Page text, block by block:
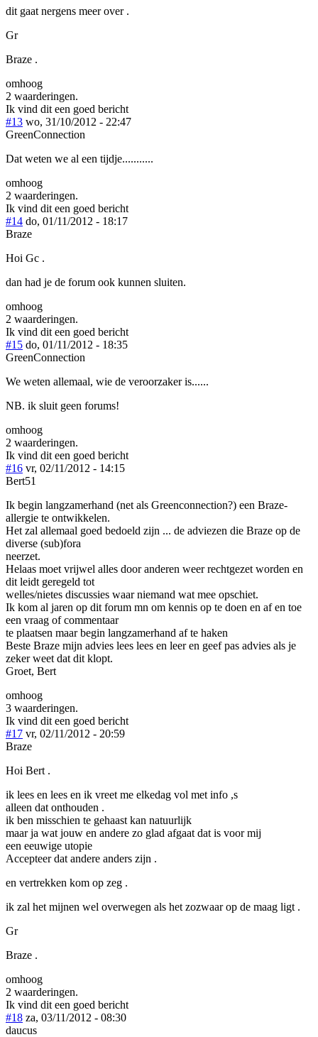
dit gaat nergens meer over .
Gr
Braze .
omhoog
2 waarderingen.
Ik vind dit een goed bericht
#13 wo, 31/10/2012 - 22:47
GreenConnection
Dat weten we al een tijdje...........
omhoog
2 waarderingen.
Ik vind dit een goed bericht
#14 do, 01/11/2012 - 18:17
Braze
Hoi Gc .
dan had je de forum ook kunnen sluiten.
omhoog
2 waarderingen.
Ik vind dit een goed bericht
#15 do, 01/11/2012 - 18:35
GreenConnection
We weten allemaal, wie de veroorzaker is......
NB. ik sluit geen forums!
omhoog
2 waarderingen.
Ik vind dit een goed bericht
#16 vr, 02/11/2012 - 14:15
Bert51
Ik begin langzamerhand (net als Greenconnection?) een Braze-
allergie te ontwikkelen.
Het zal allemaal goed bedoeld zijn ... de adviezen die Braze op de
diverse (sub)fora
neerzet.
Helaas moet vrijwel alles door anderen weer rechtgezet worden en
dit leidt geregeld tot
welles/nietes discussies waar niemand wat mee opschiet.
Ik kom al jaren op dit forum mn om kennis op te doen en af en toe
een vraag of commentaar
te plaatsen maar begin langzamerhand af te haken
Beste Braze mijn advies lees lees en leer en geef pas advies als je
zeker weet dat dit klopt.
Groet, Bert
omhoog
3 waarderingen.
Ik vind dit een goed bericht
#17 vr, 02/11/2012 - 20:59
Braze
Hoi Bert .
ik lees en lees en ik vreet me elkedag vol met info ,s
alleen dat onthouden .
ik ben misschien te gehaast kan natuurlijk
maar ja wat jouw en andere zo glad afgaat dat is voor mij
een eeuwige utopie
Accepteer dat andere anders zijn .
en vertrekken kom op zeg .
ik zal het mijnen wel overwegen als het zozwaar op de maag ligt .
Gr
Braze .
omhoog
2 waarderingen.
Ik vind dit een goed bericht
#18 za, 03/11/2012 - 08:30
daucus